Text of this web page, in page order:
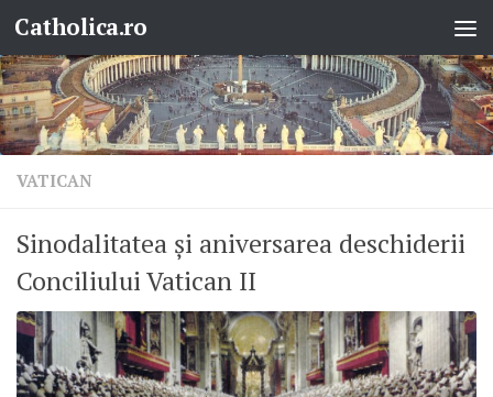
Skip to content
Catholica.ro
VATICAN
Sinodalitatea și aniversarea deschiderii
Conciliului Vatican II